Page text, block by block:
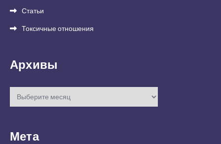
Статьи
Токсичные отношения
Архивы
Архивы
Мета